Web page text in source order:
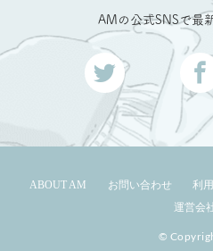
AMの公式SNSで最
ABOUT AM お問い合わせ 利
運営会
©